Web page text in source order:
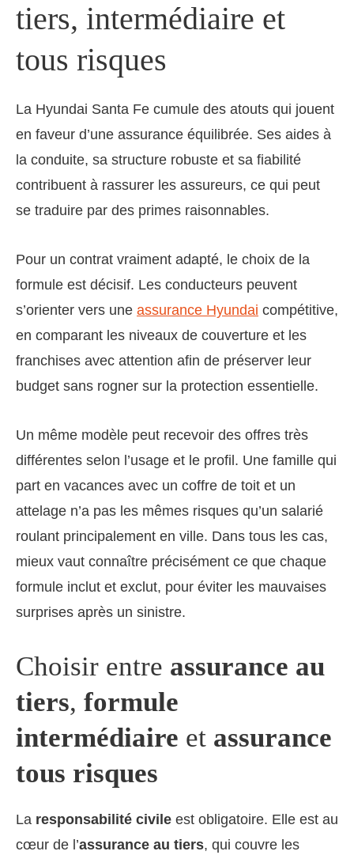
tiers, intermédiaire et
tous risques
La Hyundai Santa Fe cumule des atouts qui jouent
en faveur d’une assurance équilibrée. Ses aides à
la conduite, sa structure robuste et sa fiabilité
contribuent à rassurer les assureurs, ce qui peut
se traduire par des primes raisonnables.
Pour un contrat vraiment adapté, le choix de la
formule est décisif. Les conducteurs peuvent
s’orienter vers une assurance Hyundai compétitive,
en comparant les niveaux de couverture et les
franchises avec attention afin de préserver leur
budget sans rogner sur la protection essentielle.
Un même modèle peut recevoir des offres très
différentes selon l’usage et le profil. Une famille qui
part en vacances avec un coffre de toit et un
attelage n’a pas les mêmes risques qu’un salarié
roulant principalement en ville. Dans tous les cas,
mieux vaut connaître précisément ce que chaque
formule inclut et exclut, pour éviter les mauvaises
surprises après un sinistre.
Choisir entre assurance au
tiers, formule
intermédiaire et assurance
tous risques
La responsabilité civile est obligatoire. Elle est au
cœur de l’assurance au tiers, qui couvre les